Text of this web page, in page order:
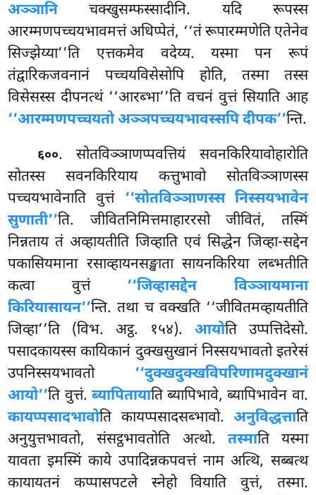
अञ्ञानिचक्खुसम्फस्सादीनि. यदि रूपस्स
आरम्मणपच्चयभावमत्तं अधिप्पेतं, ‘‘तं रूपारम्मणेति एतेनेव
सिज्झेय्या’’ति एत्तकमेव वदेय्य. यस्मा पन रूपं
तंद्वारिकजवनानं पच्चयविसेसोपि होति, तस्मा तस्स
विसेसस्स दीपनत्थं ‘‘आरब्भा’’ति वचनं वुत्तं सियाति आह
‘‘आरम्मणपच्चयतो अञ्ञपच्चयभावस्सपि दीपक’’न्ति.
६००. सोतविञ्ञाणप्पवत्तियं सवनकिरियावोहारोति
सोतस्स सवनकिरियाय कत्तुभावो सोतविञ्ञाणस्स
पच्चयभावेनाति वुत्तं ‘‘सोतविञ्ञाणस्स निस्सयभावेन
सुणाती’’ति. जीवितनिमित्तमाहाररसो जीवितं, तस्मिं
निन्नताय तं अव्हायतीति जिव्हाति एवं सिद्धेन जिव्हा-सद्देन
पकासियमाना रसाव्हायनसङ्खाता सायनकिरिया लब्भतीति
कत्वा वुत्तं ‘‘जिव्हासद्देन विञ्ञायमाना
किरियासायन’’न्ति. तथा च वक्खति ‘‘जीवितमव्हायतीति
जिव्हा’’ति (विभ. अट्ठ. १५४). आयोति उप्पत्तिदेसो.
पसादकायस्स कायिकानं दुक्खसुखानं निस्सयभावतो इतरेसं
उपनिस्सयभावतो ‘‘दुक्खदुक्खविपरिणामदुक्खानं
आयो’’ति वुत्तं. ब्यापितायाति ब्यापिभावे, ब्यापिभावेन वा.
कायप्पसादभावोति कायप्पसादसब्भावो. अनुविद्धत्ताति
अनुयुत्तभावतो, संसट्ठभावतोति अत्थो. तस्माति यस्मा
यावता इमस्मिंकाये उपादिन्नकपवत्तं नाम अत्थि, सब्बत्थ
कायायतनं कप्पासपटले स्नेहो वियाति वुत्तं, तस्मा.